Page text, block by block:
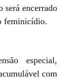
encerrado
feminicídio.
especial,
com